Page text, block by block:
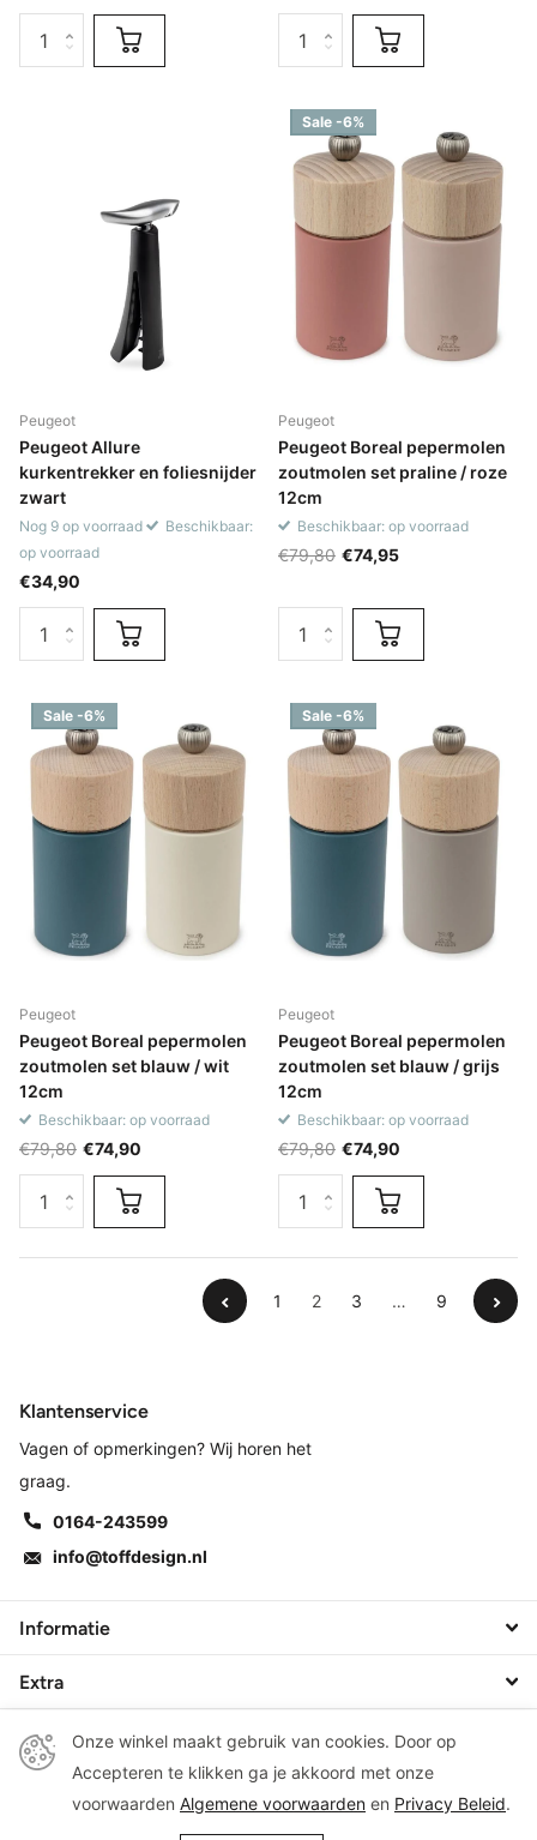
Peugeot
Peugeot Allure
kurkentrekker en foliesnijder
zwart
Nog 9 op voorraad
Beschikbaar:
op voorraad
€34,90
Sale -6%
Peugeot
Peugeot Boreal pepermolen
zoutmolen set praline / roze
12cm
Beschikbaar: op voorraad
€79,80 €74,95
Sale -6%
Peugeot
Peugeot Boreal pepermolen
zoutmolen set blauw / wit
12cm
Beschikbaar: op voorraad
€79,80 €74,90
Sale -6%
Peugeot
Peugeot Boreal pepermolen
zoutmolen set blauw / grijs
12cm
Beschikbaar: op voorraad
€79,80 €74,90
1 2 3 … 9
Klantenservice
Vagen of opmerkingen? Wij horen het
graag.
0164-243599
info@toffdesign.nl
Informatie
Extra
©2026Toff Design, living & gifts
Onze winkel maakt gebruik van cookies. Door op
Accepteren te klikken ga je akkoord met onze
voorwaarden Algemene voorwaarden en Privacy Beleid.